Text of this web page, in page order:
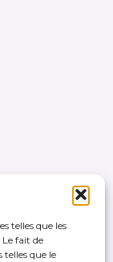
telles que les
fait de
que le